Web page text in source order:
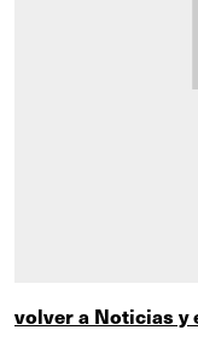
volver a Noticias y